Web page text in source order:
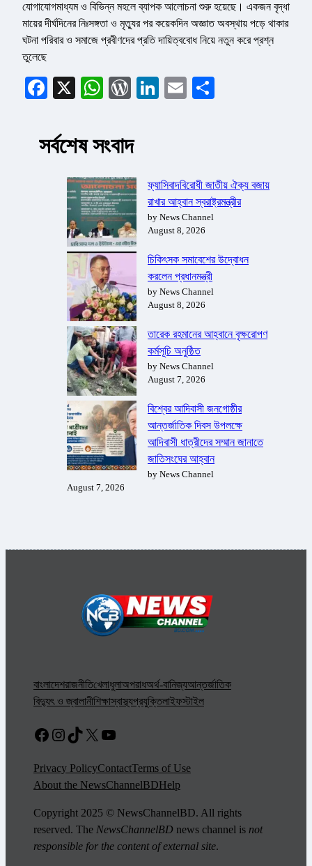
যোগাযোগমাধ্যম ও বিভিন্ন মহলে ব্যাপক আলোচনা শুরু হয়েছে। একজন বৃদ্ধা
মায়ের দীর্ঘদিনের নিঃসঙ্গতা ও মৃত্যুর পর কয়েকদিন অজ্ঞাত অবস্থায় পড়ে থাকার
ঘটনা পরিবার ও সমাজে প্রবীণদের প্রতি দায়িত্ববোধ নিয়ে নতুন করে প্রশ্ন
তুলেছে
Facebook
X WhatsApp
WordPress
LinkedIn
Email
সর্বশেষ সংবাদ
ফ্যাসিবাদবিরোধী জাতীয় ঐক্য বজায়
রাখার আহ্বান স্বরাষ্ট্রমন্ত্রীর
by News Channel
August 8, 2026
চিকিৎসক সমাবেশের উদ্বোধন
করলেন প্রধানমন্ত্রী
by News Channel
August 8, 2026
তারেক রহমানের আহ্বানে বৃক্ষরোপণ
কর্মসূচি অনুষ্ঠিত
by News Channel
August 7, 2026
বিশ্বের আদিবাসী জনগোষ্ঠীর
আন্তর্জাতিক দিবস উপলক্ষে
আদিবাসী ধাত্রীদের সম্মান জানাতে
জাতিসংঘের আহ্বান
by News Channel
August 7, 2026
বাংলাদেশরাজনীতিখেলাধুলাঅপরাধঅর্থ-বানিজ্যআন্তর্জাতিক
বিদ্যুৎ ও জ্বালানীশিক্ষাস্বাস্থ্যপ্রযুক্তিলাইফস্টাইল
Facebook
Instagram
TikTok
X YouTube
Privacy PolicyContactTerms of Use
About the NewsChannelBDHelp
Copyright 2025 © NewsChannelBD. All rights
reserved. The NewsChannelBD news channel is not
responsible for the content of external site.